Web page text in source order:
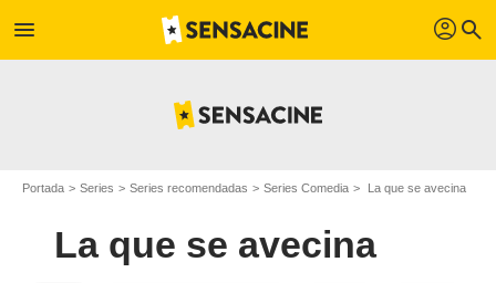
menu profil search
Portada Series Series recomendadas Series Comedia La que se avecina
La que se avecina